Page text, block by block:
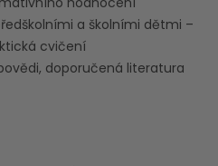
a školními dětmi –
cvičení
doporučená literatura